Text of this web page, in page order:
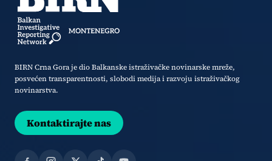
BIRN Crna Gora je dio Balkanske istraživačke novinarske mreže,
posvećen transparentnosti, slobodi medija i razvoju istraživačkog
novinarstva.
Kontaktirajte nas